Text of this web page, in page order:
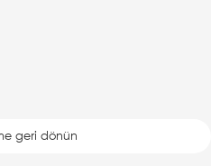
geri dönün